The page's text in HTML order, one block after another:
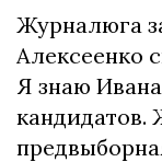
Журналюга
Алексеенко
Я знаю
кандидатов.